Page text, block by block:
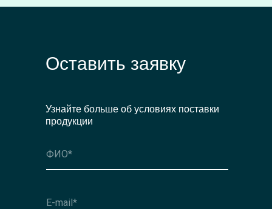
Узнайте больше об условиях поставки
продукции
Оставить заявку
Оформить заявку